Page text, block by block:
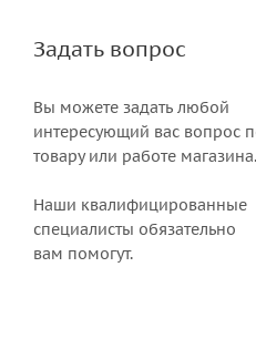
Задать вопрос
Вы можете задать любой
интересующий вас вопрос
товару или работе магазина.
Наши квалифицированные
специалисты обязательно
вам помогут.